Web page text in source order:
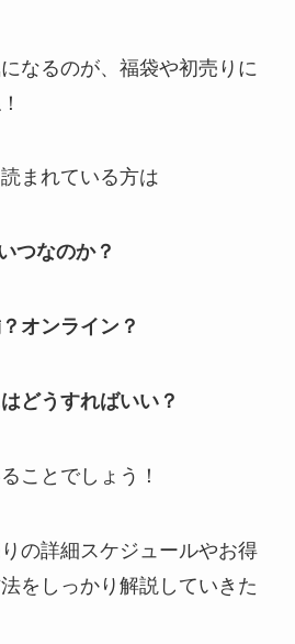
なるのが、福袋や初売りに
まれている方は
つなのか？
オンライン？
どうすればいい？
ことでしょう！
の詳細スケジュールやお得
をしっかり解説していきた